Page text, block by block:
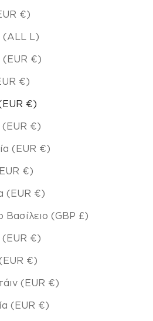
€)
(ALL L)
(EUR €)
€)
€)
(EUR €)
(EUR €)
€)
(EUR €)
Βασίλειο (GBP £)
(EUR €)
€)
(EUR €)
(EUR €)